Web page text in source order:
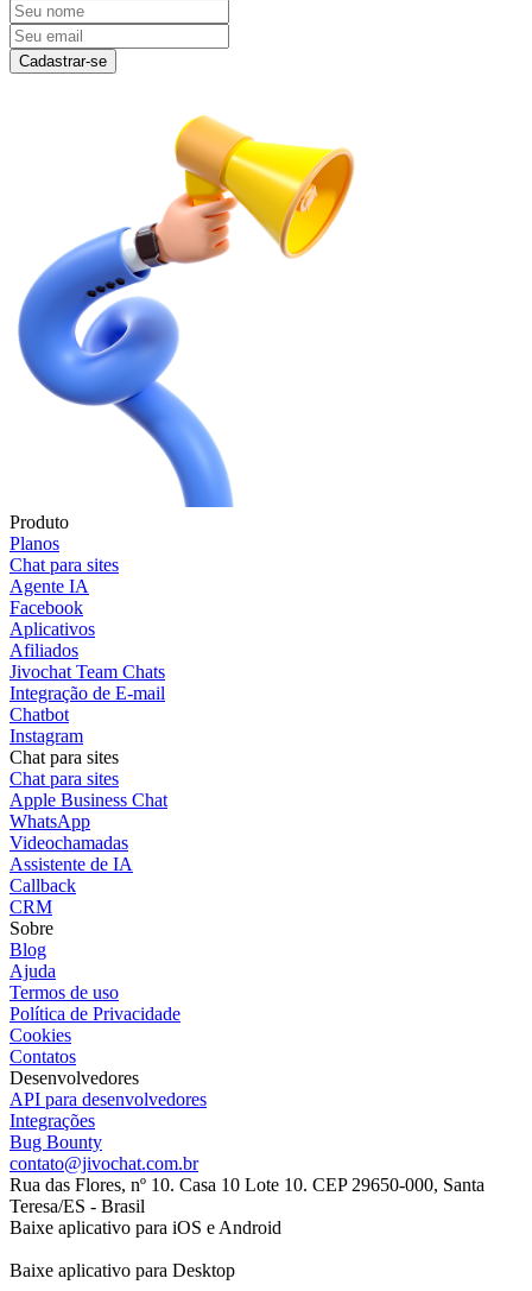
Cadastrar-se
Produto
Planos
Chat para sites
Agente IA
Facebook
Aplicativos
Afiliados
Jivochat Team Chats
Integração de E-mail
Chatbot
Instagram
Chat para sites
Chat para sites
Apple Business Chat
WhatsApp
Videochamadas
Assistente de IA
Callback
CRM
Sobre
Blog
Ajuda
Termos de uso
Política de Privacidade
Cookies
Contatos
Desenvolvedores
API para desenvolvedores
Integrações
Bug Bounty
contato@jivochat.com.br
Rua das Flores, nº 10. Casa 10 Lote 10. CEP 29650-000, Santa
Teresa/ES - Brasil
Baixe aplicativo para iOS e Android
Baixe aplicativo para Desktop